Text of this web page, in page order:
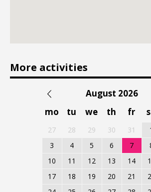
More activities
August 2026
mo
tu we th fr
27 28 29 30 31
3
4 5 6 7
10
11 12 13 14
17
18 19 20 21